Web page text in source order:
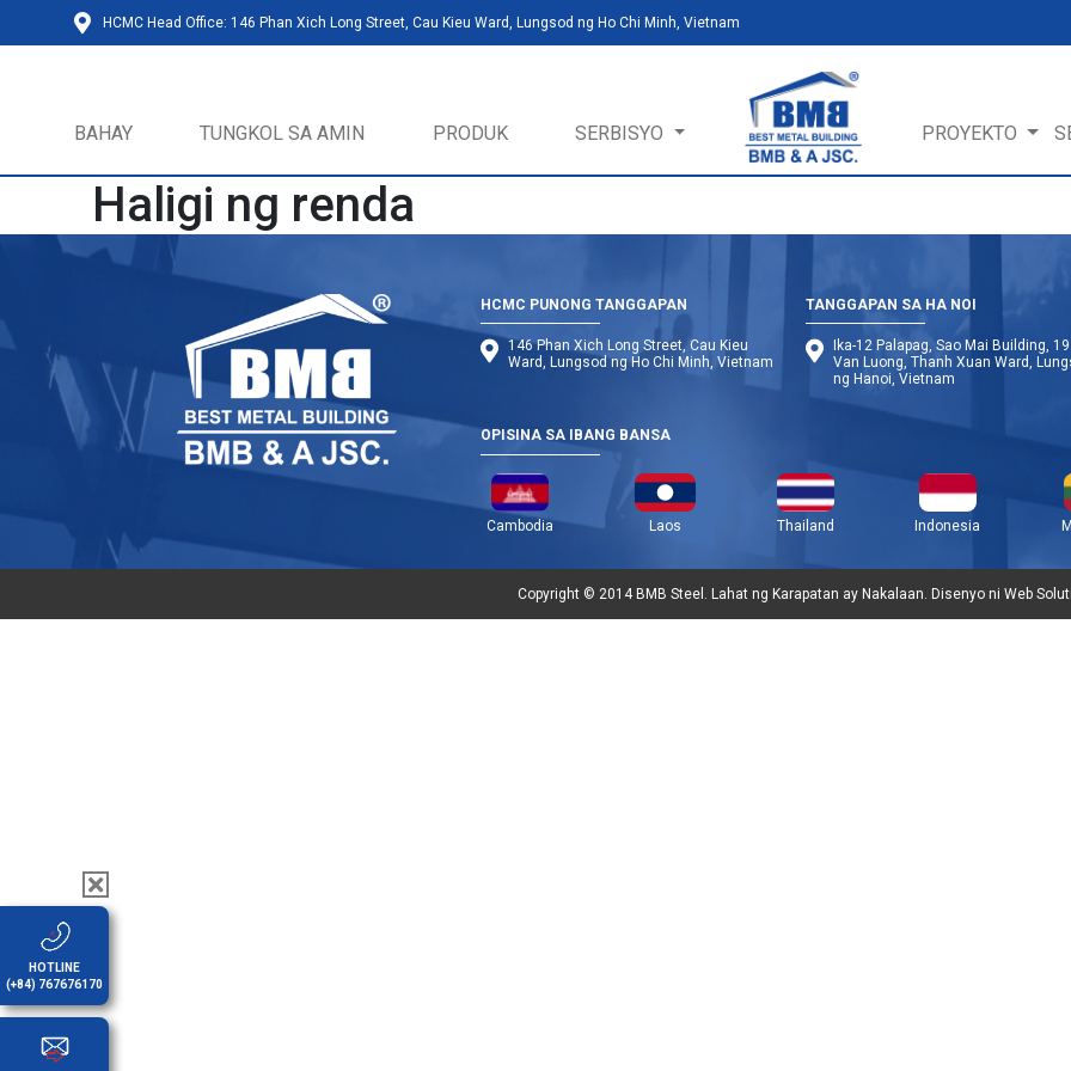
HCMC Head Office: 146 Phan Xich Long Street, Cau Kieu Ward, Lungsod ng Ho Chi Minh, Vietnam
BAHAY TUNGKOL SA AMIN PRODUK SERBISYO PROYEKTO
Haligi ng renda
HCMC PUNONG TANGGAPAN
146 Phan Xich Long Street, Cau Kieu
Ward, Lungsod ng Ho Chi Minh, Vietnam
TANGGAPAN SA HA NOI
Ika-12 Palapag, Sao Mai Building,
Van Luong, Thanh Xuan Ward,
ng Hanoi, Vietnam
OPISINA SA IBANG BANSA
Cambodia Laos Thailand Indonesia
Copyright © 2014 BMB Steel. Lahat ng Karapatan ay Nakalaan. Disenyo ni Web
HOTLINE
(+84) 767676170